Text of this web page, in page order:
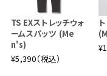
TS EXストレッチウォ
ームスパッツ (Me
n's)
¥5,390（税込）